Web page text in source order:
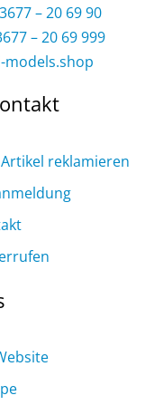
– 20 69 90
– 20 69 999
models.shop
reklamieren